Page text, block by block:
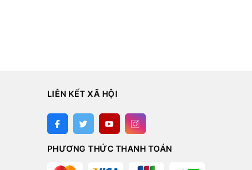
LIÊN KẾT XÃ HỘI
PHƯƠNG THỨC THANH TOÁN